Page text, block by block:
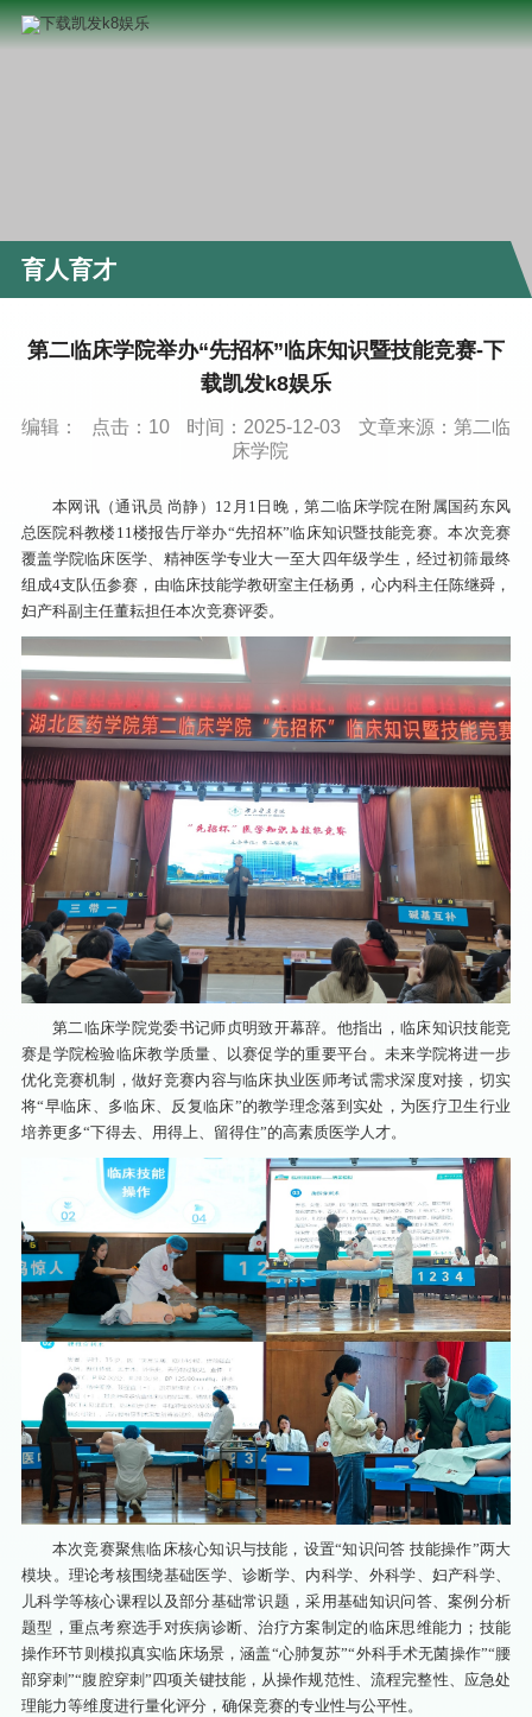
育人育才
第二临床学院举办“先招杯”临床知识暨技能竞赛-下
载凯发k8娱乐
编辑： 点击： 10 时间：2025-12-03
文章来源：第二临
床学院
本网讯（通讯员 尚静）12月1日晚，第二临床学院在附属国药东风
总医院科教楼11楼报告厅举办“先招杯”临床知识暨技能竞赛。本次竞赛
覆盖学院临床医学、精神医学专业大一至大四年级学生，经过初筛最终
组成4支队伍参赛，由临床技能学教研室主任杨勇，心内科主任陈继舜，
妇产科副主任董耘担任本次竞赛评委。
第二临床学院党委书记师贞明致开幕辞。他指出，临床知识技能竞
赛是学院检验临床教学质量、以赛促学的重要平台。未来学院将进一步
优化竞赛机制，做好竞赛内容与临床执业医师考试需求深度对接，切实
将“早临床、多临床、反复临床”的教学理念落到实处，为医疗卫生行业
培养更多“下得去、用得上、留得住”的高素质医学人才。
本次竞赛聚焦临床核心知识与技能，设置“知识问答 技能操作”两大
模块。理论考核围绕基础医学、诊断学、内科学、外科学、妇产科学、
儿科学等核心课程以及部分基础常识题，采用基础知识问答、案例分析
题型，重点考察选手对疾病诊断、治疗方案制定的临床思维能力；技能
操作环节则模拟真实临床场景，涵盖“心肺复苏”“外科手术无菌操作”“腰
部穿刺”“腹腔穿刺”四项关键技能，从操作规范性、流程完整性、应急处
理能力等维度进行量化评分，确保竞赛的专业性与公平性。